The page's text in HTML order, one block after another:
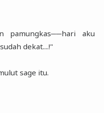
pamungkas──hari aku
dekat....!"
sage itu.